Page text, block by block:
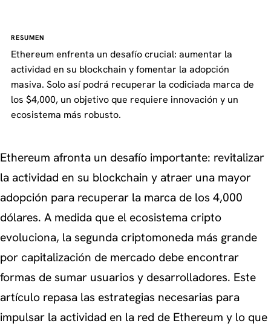
RESUMEN
Ethereum enfrenta un desafío crucial: aumentar la
actividad en su blockchain y fomentar la adopción
masiva. Solo así podrá recuperar la codiciada marca de
los $4,000, un objetivo que requiere innovación y un
ecosistema más robusto.
Ethereum afronta un desafío importante: revitalizar
la actividad en su blockchain y atraer una mayor
adopción para recuperar la marca de los 4,000
dólares. A medida que el ecosistema cripto
evoluciona, la segunda criptomoneda más grande
por capitalización de mercado debe encontrar
formas de sumar usuarios y desarrolladores. Este
artículo repasa las estrategias necesarias para
impulsar la actividad en la red de Ethereum y lo que